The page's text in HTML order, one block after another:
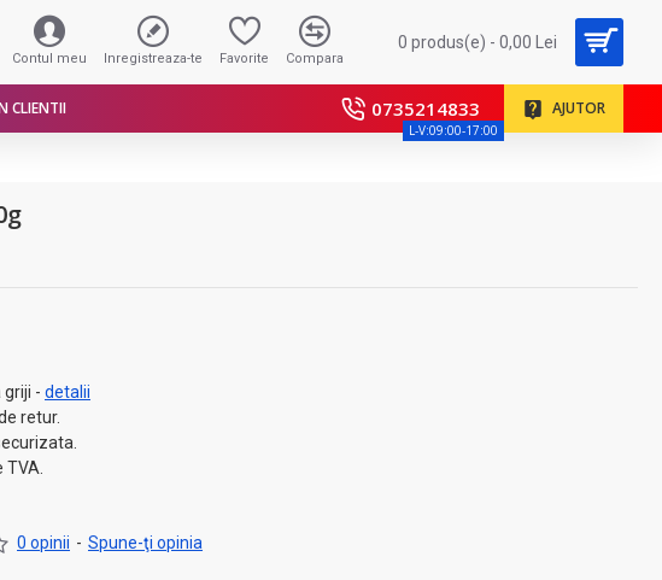
Contul meu Inregistreaza-te Favorite Compara
0 produs(e) - 0,00 Lei
CLIENTII 0735214833
L-V:09:00-17:00
AJUTOR
- detalii
retur.
0 opinii - Spune-ţi opinia